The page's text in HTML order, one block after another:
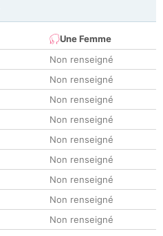
Une Femme
Non renseigné
Non renseigné
Non renseigné
Non renseigné
Non renseigné
Non renseigné
Non renseigné
Non renseigné
Non renseigné